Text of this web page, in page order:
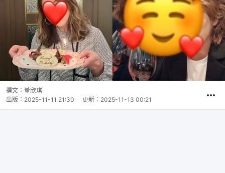
撰文： 董欣琪
出版： 2025-11-11 21:30 更新： 2025-11-13 00:21